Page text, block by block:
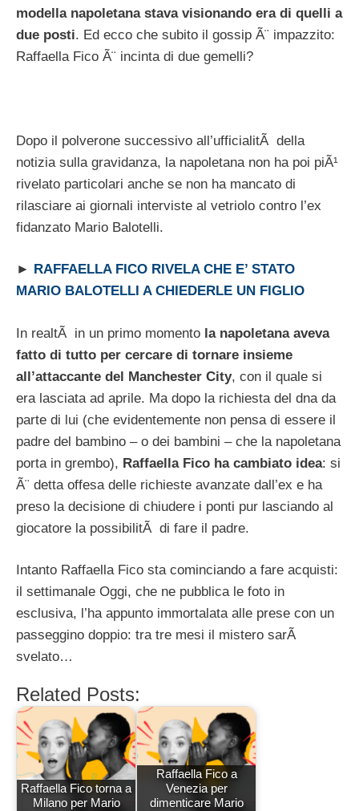
modella napoletana stava visionando era di quelli a
due posti. Ed ecco che subito il gossip Ã¨ impazzito:
Raffaella Fico Ã¨ incinta di due gemelli?
Dopo il polverone successivo all’ufficialitÃ della
notizia sulla gravidanza, la napoletana non ha poi piÃ¹
rivelato particolari anche se non ha mancato di
rilasciare ai giornali interviste al vetriolo contro l’ex
fidanzato Mario Balotelli.
►
RAFFAELLA FICO RIVELA CHE E’ STATO
MARIO BALOTELLI A CHIEDERLE UN FIGLIO
In realtÃ in un primo momento la napoletana aveva
fatto di tutto per cercare di tornare insieme
all’attaccante del Manchester City, con il quale si
era lasciata ad aprile. Ma dopo la richiesta del dna da
parte di lui (che evidentemente non pensa di essere il
padre del bambino – o dei bambini – che la napoletana
porta in grembo), Raffaella Fico ha cambiato idea: si
Ã¨ detta offesa delle richieste avanzate dall’ex e ha
preso la decisione di chiudere i ponti pur lasciando al
giocatore la possibilitÃ di fare il padre.
Intanto Raffaella Fico sta cominciando a fare acquisti:
il settimanale Oggi, che ne pubblica le foto in
esclusiva, l’ha appunto immortalata alle prese con un
passeggino doppio: tra tre mesi il mistero sarÃ
svelato…
Related Posts:
Raffaella Fico torna a
Milano per Mario
Raffaella Fico a
Venezia per
dimenticare Mario